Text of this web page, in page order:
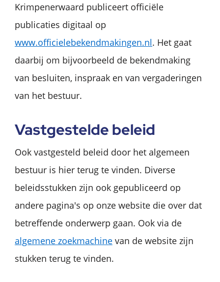
Krimpenerwaard publiceert officiële
publicaties digitaal op
www.officielebekendmakingen.nl. Het gaat
daarbij om bijvoorbeeld de bekendmaking
van besluiten, inspraak en van vergaderingen
van het bestuur.
Vastgestelde beleid
Ook vastgesteld beleid door het algemeen
bestuur is hier terug te vinden. Diverse
beleidsstukken zijn ook gepubliceerd op
andere pagina's op onze website die over dat
betreffende onderwerp gaan. Ook via de
algemene zoekmachine van de website zijn
stukken terug te vinden.